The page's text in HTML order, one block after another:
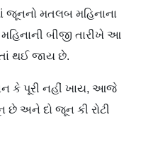
જૂનનો મતલબ મહિનાના
બીજી તારીખે આ
થઈ જાય છે.
કે પૂરી નહીં ખાય, આજે
અને દો જૂન કી રોટી